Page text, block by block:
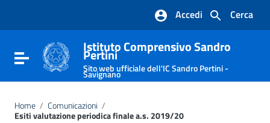
Vai al footer
Cerca
Accedi
Attiva / disattiva la navigazione
Istituto Comprensivo Sandro
Pertini
Sito web ufficiale dell'IC Sandro Pertini -
Savignano
Home / Comunicazioni /
Esiti valutazione periodica finale a.s. 2019/20